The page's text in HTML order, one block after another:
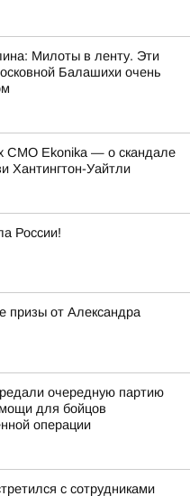
Милоты в ленту. Эти
Балашихи очень
CMO Ekonika — о скандале
Хантингтон-Уайтли
России!
призы от Александра
очередную партию
для бойцов
операции
с сотрудниками